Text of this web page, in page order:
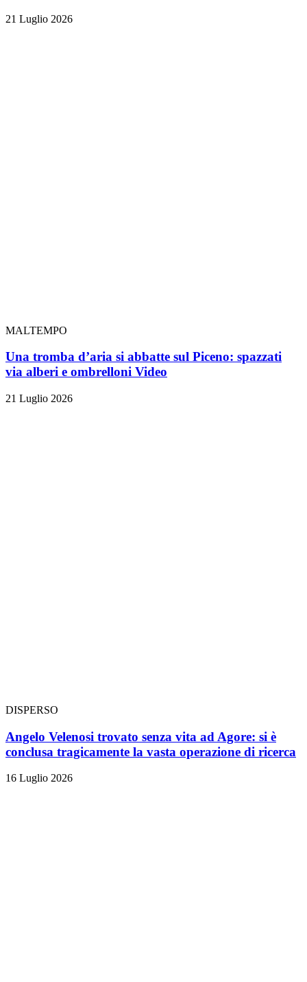
21 Luglio 2026
MALTEMPO
Una tromba d’aria si abbatte sul Piceno: spazzati
via alberi e ombrelloni Video
21 Luglio 2026
DISPERSO
Angelo Velenosi trovato senza vita ad Agore: si è
conclusa tragicamente la vasta operazione di ricerca
16 Luglio 2026